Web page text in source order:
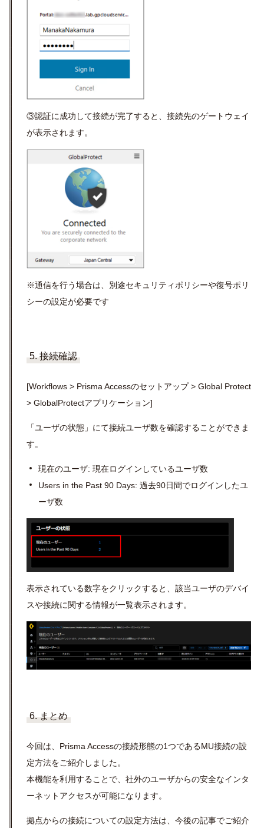
③認証に成功して接続が完了すると、接続先のゲートウェイ
が表示されます。
※通信を行う場合は、別途セキュリティポリシーや復号ポリ
シーの設定が必要です
5. 接続確認
[Workflows > Prisma Accessのセットアップ> Global Protect
> GlobalProtectアプリケーション]
「ユーザの状態」にて接続ユーザ数を確認することができま
す。
現在のユーザ: 現在ログインしているユーザ数
Users in the Past 90 Days: 過去90日間でログインしたユ
ーザ数
表示されている数字をクリックすると、該当ユーザのデバイ
スや接続に関する情報が一覧表示されます。
6. まとめ
今回は、Prisma Accessの接続形態の1つであるMU接続の設
定方法をご紹介しました。
本機能を利用することで、社外のユーザからの安全なインタ
ーネットアクセスが可能になります。
拠点からの接続についての設定方法は、今後の記事でご紹介